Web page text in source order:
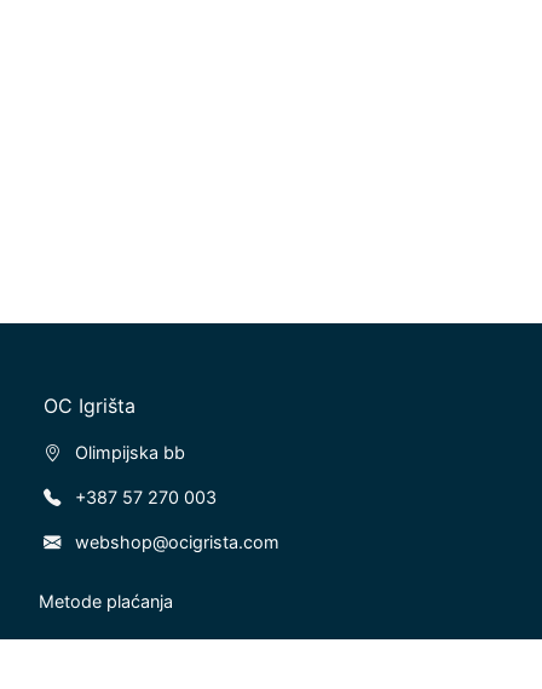
OC Igrišta
Olimpijska bb
+387 57 270 003
webshop@ocigrista.com
Metode plaćanja